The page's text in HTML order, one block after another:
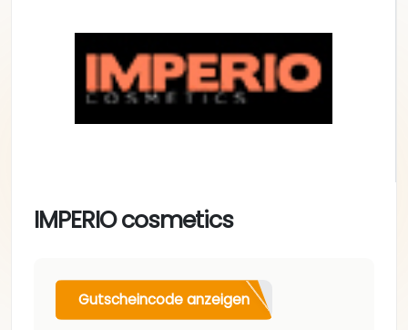
IMPERIO cosmetics
Gutscheincode anzeigen